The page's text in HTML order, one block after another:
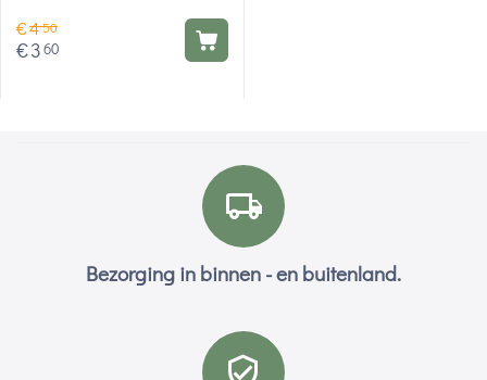
€450
€360
Bezorging in binnen - en buitenland.